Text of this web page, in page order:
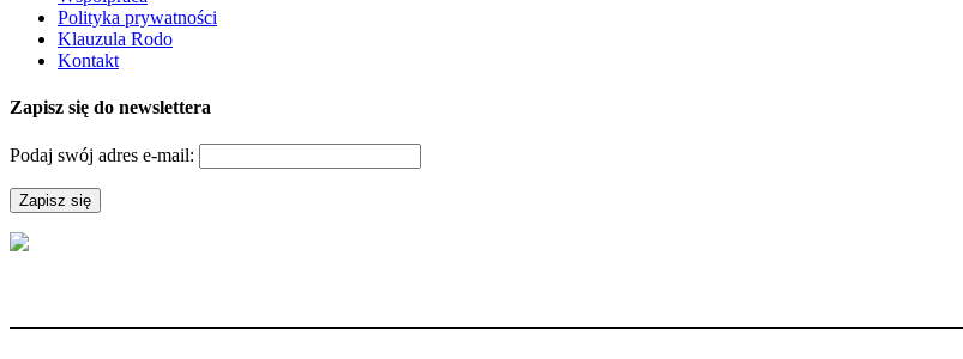
Polityka prywatności
Klauzula Rodo
Kontakt
Zapisz się do newslettera
Podaj swój adres e-mail: